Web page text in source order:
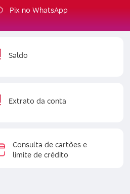
Pix no WhatsApp
Saldo
Extrato da conta
Consulta de cartões e
limite de crédito